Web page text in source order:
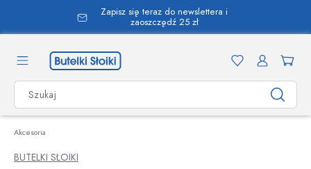
zawartości
Zapisz się teraz do newslettera i
zaoszczędź 25 zł
Akcesoria
BUTELKI SŁOIKI